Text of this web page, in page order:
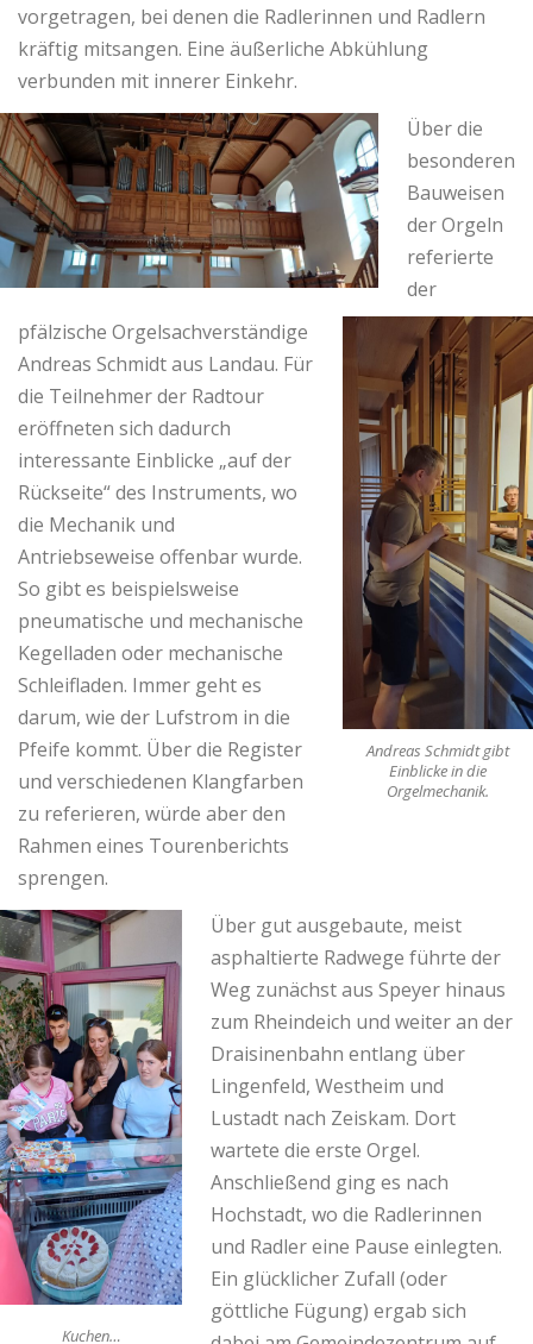
vorgetragen, bei denen die Radlerinnen und Radlern
kräftig mitsangen. Eine äußerliche Abkühlung
verbunden mit innerer Einkehr.
Andreas Schmidt gibt
Einblicke in die
Orgelmechanik.
Über die
besonderen
Bauweisen
der Orgeln
referierte
der
pfälzische Orgelsachverständige
Andreas Schmidt aus Landau. Für
die Teilnehmer der Radtour
eröffneten sich dadurch
interessante Einblicke „auf der
Rückseite“ des Instruments, wo
die Mechanik und
Antriebseweise offenbar wurde.
So gibt es beispielsweise
pneumatische und mechanische
Kegelladen oder mechanische
Schleifladen. Immer geht es
darum, wie der Lufstrom in die
Pfeife kommt. Über die Register
und verschiedenen Klangfarben
zu referieren, würde aber den
Rahmen eines Tourenberichts
sprengen.
Kuchen…
Über gut ausgebaute, meist
asphaltierte Radwege führte der
Weg zunächst aus Speyer hinaus
zum Rheindeich und weiter an der
Draisinenbahn entlang über
Lingenfeld, Westheim und
Lustadt nach Zeiskam. Dort
wartete die erste Orgel.
Anschließend ging es nach
Hochstadt, wo die Radlerinnen
und Radler eine Pause einlegten.
Ein glücklicher Zufall (oder
göttliche Fügung) ergab sich